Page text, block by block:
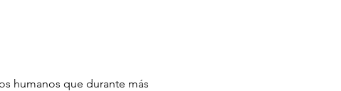
humanos que durante más